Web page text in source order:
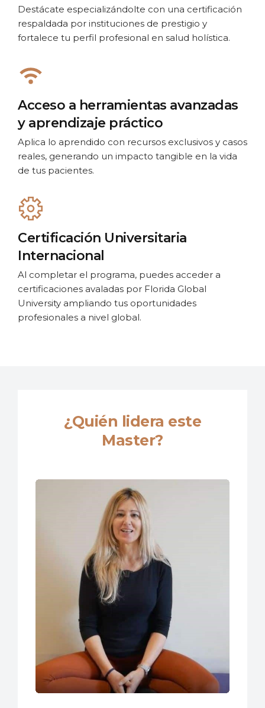
Destácate especializándolte con una certificación
respaldada por instituciones de prestigio y
fortalece tu perfil profesional en salud holística.
Acceso a herramientas avanzadas
y aprendizaje práctico
Aplica lo aprendido con recursos exclusivos y casos
reales, generando un impacto tangible en la vida
de tus pacientes.
Certificación Universitaria
Internacional
Al completar el programa, puedes acceder a
certificaciones avaladas por Florida Global
University ampliando tus oportunidades
profesionales a nivel global.
¿Quién lidera este
Master?